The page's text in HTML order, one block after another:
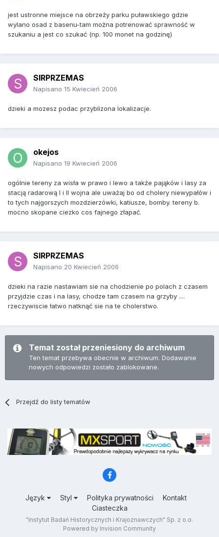
jest ustronne miejsce na obrzeży parku puławskiego gdzie
wylano osad z basenu-tam można potrenować sprawność w
szukaniu a jest co szukać (np. 100 monet na godzinę)
SIRPRZEMAS
Napisano 15 Kwiecień 2006
dzieki a mozesz podac przyblizona lokalizacje.
okejos
Napisano 19 Kwiecień 2006
ogólnie tereny za wisła w prawo i lewo a także pająków i lasy za
stacją radarową I i II wojna ale uważaj bo od cholery niewypałów i
to tych najgorszych mozdzierzówki, katiusze, bomby. tereny b.
mocno skopane ciezko cos fajnego złapać.
SIRPRZEMAS
Napisano 20 Kwiecień 2006
dzieki na razie nastawiam sie na chodzienie po polach z czasem
przyjdzie czas i na lasy, chodze tam czasem na grzyby ....
rzeczywiscie łatwo natknąć sie na te cholerstwo.
Temat został przeniesiony do archiwum
Ten temat przebywa obecnie w archiwum. Dodawanie
nowych odpowiedzi zostało zablokowane.
Przejdź do listy tematów
Język Styl Polityka prywatności
Kontakt
Ciasteczka
"Instytut Badań Historycznych i Krajoznawczych" Sp. z o.o.
Powered by Invision Community